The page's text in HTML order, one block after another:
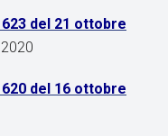
del 21 ottobre
del 16 ottobre